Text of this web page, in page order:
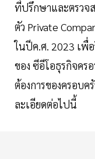
ที่ปรึกษาและตรว
ตัว Private
ในปีค.ศ. 2023 เพื่
ของ ซีอีโอธุรกิจคร
ต้องการของครอบค
ละเอียดต่อไปนี้